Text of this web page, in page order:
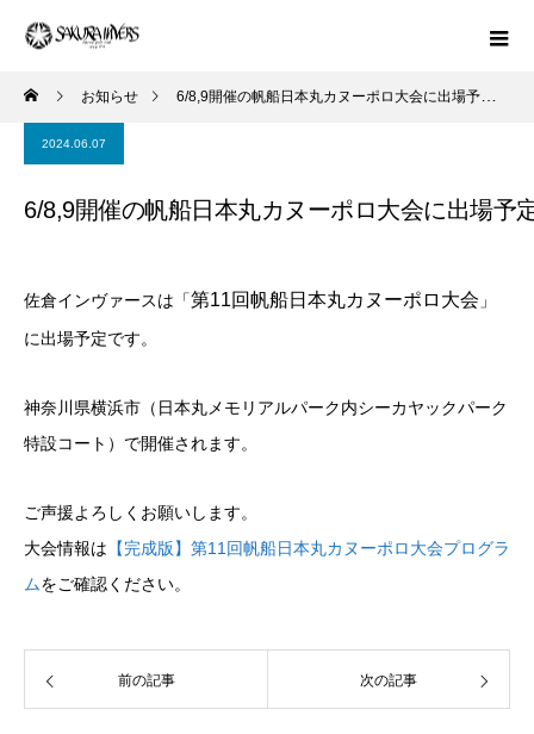
お知らせ 6/8,9開催の帆船日本丸カヌーポロ大会に出場予定です
2024.06.07
6/8,9開催の帆船日本丸カヌーポロ大会に出場予
佐倉インヴァースは「第11回帆船日本丸カヌーポロ大会 」
に出場予定です。
神奈川県横浜市（日本丸メモリアルパーク内シーカヤックパーク
特設コート）で開催されます。
ご声援よろしくお願いします。
大会情報は 【完成版】第11回帆船日本丸カヌーポロ大会プログラ
ムをご確認ください。
前の記事 次の記事